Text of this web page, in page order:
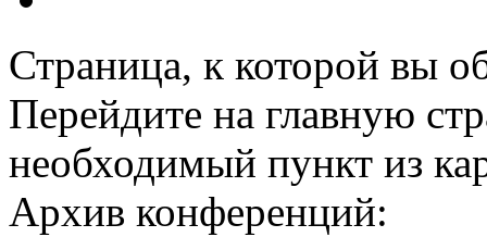
Страница, к которой вы
Перейдите на главную
необходимый пункт из
Архив конференций: